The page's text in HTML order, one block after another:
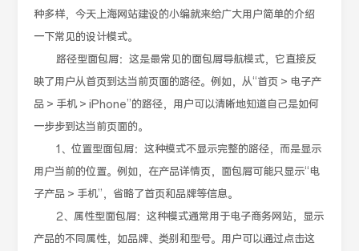
种多样，今天上海网站建设的小编就来给广大用户简单的介绍
一下常见的设计模式。
路径型面包屑：这是最常见的面包屑导航模式，它直接反
映了用户从首页到达当前页面的路径。例如，从“首页 > 电子产
品 > 手机 > iPhone”的路径，用户可以清晰地知道自己是如何
一步步到达当前页面的。
1、位置型面包屑：这种模式不显示完整的路径，而是显示
用户当前的位置。例如，在产品详情页，面包屑可能只显示“电
子产品 > 手机”，省略了首页和品牌等信息。
2、属性型面包屑：这种模式通常用于电子商务网站，显示
产品的不同属性，如品牌、类别和型号。用户可以通过点击这